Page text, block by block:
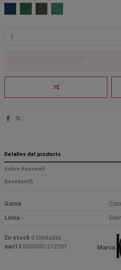
Detalles del producto
Sobre Keenwell
Reseñas(0)
Gama
Linea
Marca
En stock 0 Unidades
ean13 0003001212201